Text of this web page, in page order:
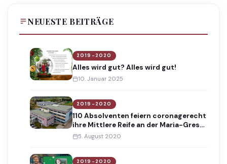
NEUESTE BEITRÄGE
2019-2020
Alles wird gut? Alles wird gut!
10. Januar 2025
2019-2020
110 Absolventen feiern coronagerecht
ihre Mittlere Reife an der Maria-Gress-
Schule
5. August 2020
2019-2020